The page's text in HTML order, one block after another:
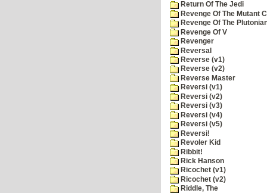
Return Of The Jedi
Revenge Of The Mutant
Revenge Of The
Revenge Of V
Revenger
Reversal
Reverse (v1)
Reverse (v2)
Reverse Master
Reversi (v1)
Reversi (v2)
Reversi (v3)
Reversi (v4)
Reversi (v5)
Reversi!
Revoler Kid
Ribbit!
Rick Hanson
Ricochet (v1)
Ricochet (v2)
Riddle, The